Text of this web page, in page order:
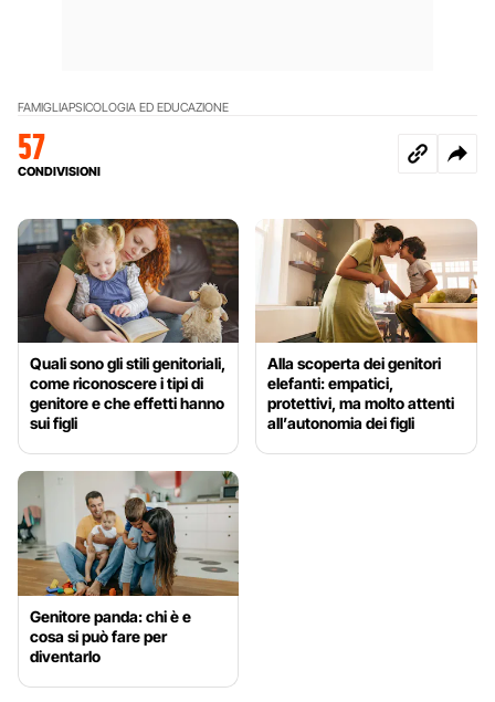
FAMIGLIAPSICOLOGIA ED EDUCAZIONE
57
CONDIVISIONI
Quali sono gli stili genitoriali,
come riconoscere i tipi di
genitore e che effetti hanno
sui figli
Alla scoperta dei genitori
elefanti: empatici,
protettivi, ma molto attenti
all’autonomia dei figli
Genitore panda: chi è e
cosa si può fare per
diventarlo